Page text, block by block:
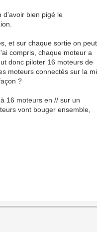
d'avoir bien pigé le
et sur chaque sortie on peut
compris, chaque moteur a
donc piloter 16 moteurs de
moteurs connectés sur la
?
16 moteurs en // sur un
vont bouger ensemble,